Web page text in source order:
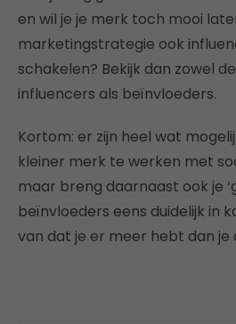
en wil je je merk toch mooi
marketingstrategie ook
schakelen? Bekijk dan zowel
influencers als beïnvloeders.
Kortom: er zijn heel wat
kleiner merk te werken met
maar breng daarnaast ook je
beïnvloeders eens duidelijk in
van dat je er meer hebt dan je